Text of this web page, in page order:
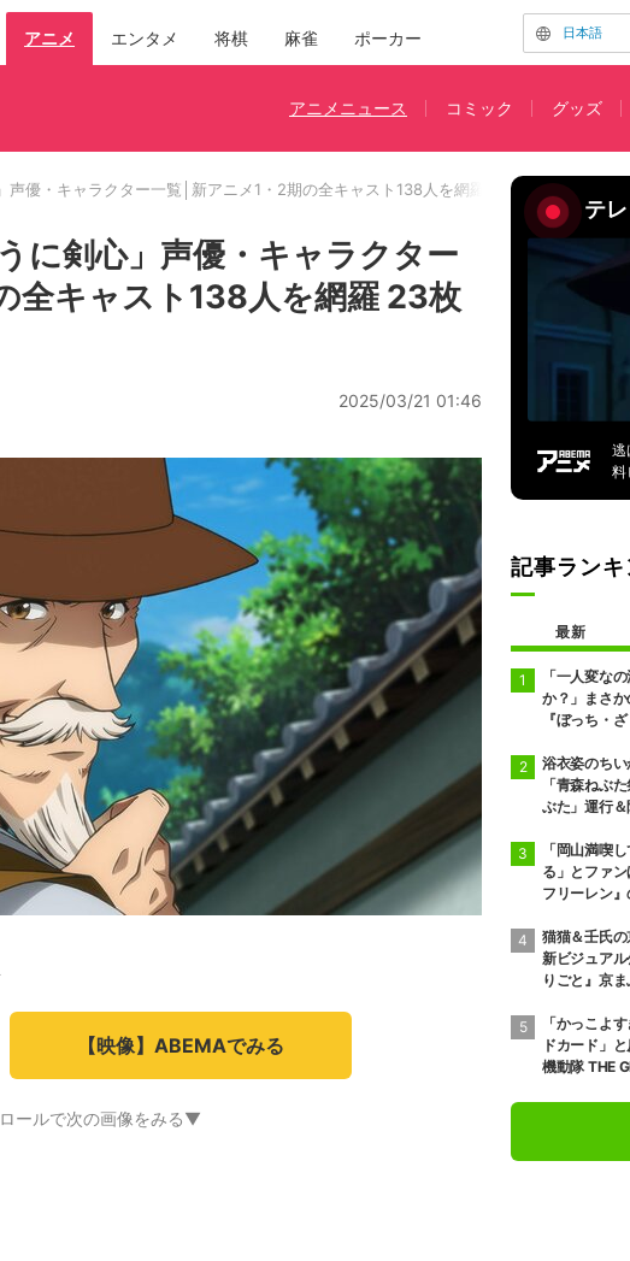
アニメ エンタメ 将棋 麻雀 ポーカー 日本語
アニメニュース コミック グッズ
声優・キャラクター一覧│新アニメ1・2期の全キャスト138人を網羅
に剣心」声優・キャラクター
全キャスト138人を網羅 23枚
2025/03/21 01:46
【映像】ABEMAでみる
ールで次の画像をみる▼
テ
逃
料
記事ランキ
最新
「一人変な
か？」まさ
『ぼっち・
浴衣姿のちい
「青森ねぶ
ぶた」運行＆
「岡山満喫
る」とファ
フリーレン
猫猫＆壬氏
新ビジュア
りごと』京
「かっこよ
ドカード」
機動隊 THE